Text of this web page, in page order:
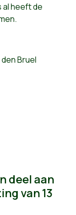
al heeft de
Bruel
deel aan
van 13